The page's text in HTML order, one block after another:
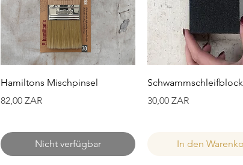
Schnellansicht
Hamiltons Mischpinsel
Preis
82,00 ZAR
Nicht verfügbar
Schnellansicht
Preis
30,00 ZAR
In den